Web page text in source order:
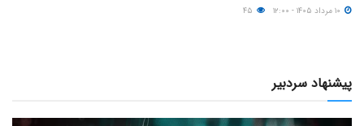
پیشنهاد سردبیر